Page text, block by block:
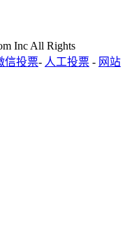
Inc All Rights
信投票- 人工投票 - 网站